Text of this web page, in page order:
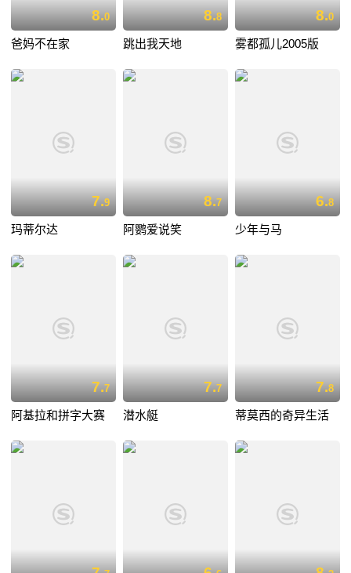
8.0
爸妈不在家
8.8
跳出我天地
8.0
雾都孤儿2005版
7.9
玛蒂尔达
8.7
阿鹦爱说笑
6.8
少年与马
7.7
阿基拉和拼字大赛
7.7
潜水艇
7.8
蒂莫西的奇异生活